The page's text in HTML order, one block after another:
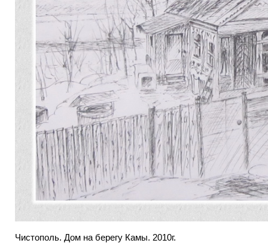
Чистополь. Дом на берегу Камы. 2010г.